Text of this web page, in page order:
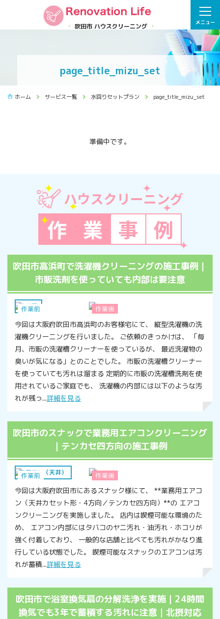
吹田市 ハウスクリーニング メニュー
page_title_mizu_set
ホーム サービス一覧 水回りセットプラン page_title_mizu_set
準備中です。
ハウスクリーニング
作 業 事 例
吹田市高浜町で洗濯機クリーニングの施工事例｜
市販洗剤を使っていても内部は要注意
作業前 作業後
洗濯機
今回は大阪府吹田市高浜町のお客様宅にて、 縦型洗濯機の洗
濯機クリーニングを行いました。 ご依頼のきっかけは、 「毎
月、市販の洗濯槽クリーナーを使っているが、 最近洗濯物の
臭いが気になる」とのことでした。 市販の洗濯槽クリーナー
を使っていても汚れは溜まる 定期的に市販の洗濯槽洗剤を使
用されているご家庭でも、 洗濯機の内部には以下のような汚
れが残っ...詳細を見る
吹田市のスナックで業務用エアコンクリーニング
｜テンカセ四方向の施工事例
作業前 作業後
エアコン（天井）
今回は大阪府吹田市にあるスナック様にて、 **業務用エアコ
ン（天井カセット形・4方向／テンカセ四方向）**の エアコ
ンクリーニングを実施しました。 店内は喫煙可能な環境のた
め、 エアコン内部にはタバコのヤニ汚れ・油汚れ・ホコリが
強く付着しており、 一般的な店舗と比べても汚れがかなり進
行している状態でした。 喫煙可能なスナックのエアコンは汚
れが蓄積...詳細を見る
吹田市で浴室換気扇の分解洗浄を実施｜24時間
換気でも3年で蓄積する汚れに注意｜北摂対応